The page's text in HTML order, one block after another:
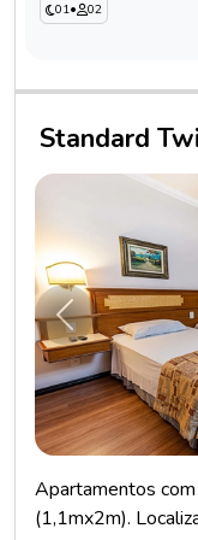
01• 02
Standard
Anterior
Apartamentos
(1,1mx2m).